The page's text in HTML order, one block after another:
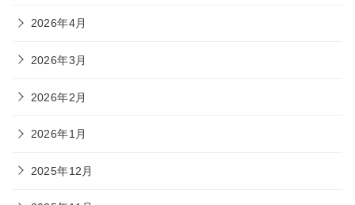
2026年4月
2026年3月
2026年2月
2026年1月
2025年12月